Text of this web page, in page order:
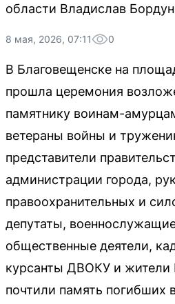
области Владислав
8 мая, 2026, 07:11 0
В Благовещенске на
прошла церемония
памятнику воинам-
ветераны войны и
представители
администрации города,
правоохранительных и
депутаты,
общественные деятели,
курсанты ДВОКУ и жители
почтили память погибших